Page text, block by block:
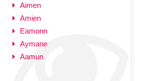
Aimen
Amien
Eamonn
Aymane
Aamun